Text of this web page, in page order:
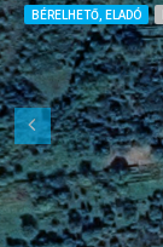
BÉRELHETŐ, ELADÓ